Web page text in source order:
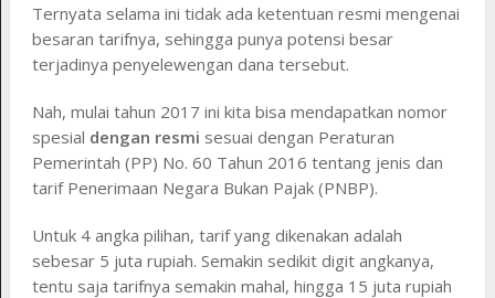
Ternyata selama ini tidak ada ketentuan resmi mengenai
besaran tarifnya, sehingga punya potensi besar
terjadinya penyelewengan dana tersebut.
Nah, mulai tahun 2017 ini kita bisa mendapatkan nomor
spesial dengan resmi sesuai dengan Peraturan
Pemerintah (PP) No. 60 Tahun 2016 tentang jenis dan
tarif Penerimaan Negara Bukan Pajak (PNBP).
Untuk 4 angka pilihan, tarif yang dikenakan adalah
sebesar 5 juta rupiah. Semakin sedikit digit angkanya,
tentu saja tarifnya semakin mahal, hingga 15 juta rupiah